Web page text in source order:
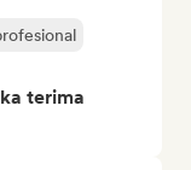
terima